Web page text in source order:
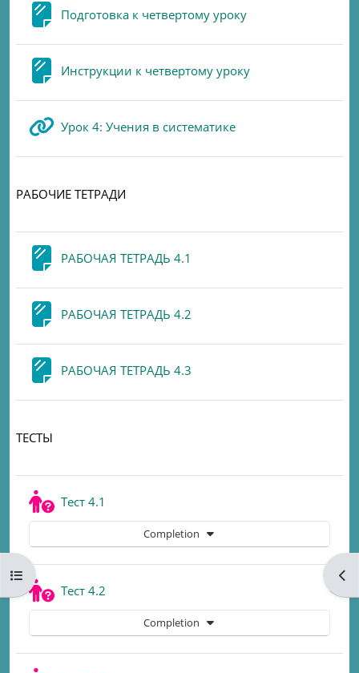
Open course index
Подготовка к четвертому урокуPage
Инструкции к четвертому урокуPage
Урок 4: Учения в систематикеURL
РАБОЧИЕ ТЕТРАДИ
РАБОЧАЯ ТЕТРАДЬ 4.1
РАБОЧАЯ ТЕТРАДЬ 4.2
РАБОЧАЯ ТЕТРАДЬ 4.3
ТЕСТЫ
Тест 4.1
Completion
Тест 4.2
Completion